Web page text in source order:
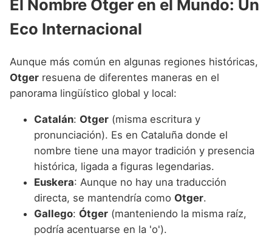
El Nombre Otger en el Mundo: Un
Eco Internacional
Aunque más común en algunas regiones históricas,
Otger resuena de diferentes maneras en el
panorama lingüístico global y local:
Catalán: Otger (misma escritura y
pronunciación). Es en Cataluña donde el
nombre tiene una mayor tradición y presencia
histórica, ligada a figuras legendarias.
Euskera: Aunque no hay una traducción
directa, se mantendría como Otger.
Gallego: Ótger (manteniendo la misma raíz,
podría acentuarse en la 'o').